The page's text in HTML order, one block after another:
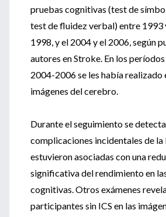
pruebas cognitivas (test de
test de fluidez verbal) entre 1993
1998, y el 2004 y el 2006, según
autores en Stroke. En los
2004-2006 se les había realizado
imágenes del cerebro.
Durante el seguimiento se
complicaciones incidentales de la
estuvieron asociadas con una
significativa del rendimiento en
cognitivas. Otros exámenes
participantes sin ICS en las